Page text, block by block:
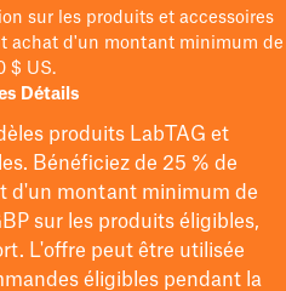
sur les produits et accessoires
achat d'un montant minimum de
$ US.
Détails
produits LabTAG et
Bénéficiez de 25 % de
d'un montant minimum de
sur les produits éligibles,
. L'offre peut être utilisée
éligibles pendant la